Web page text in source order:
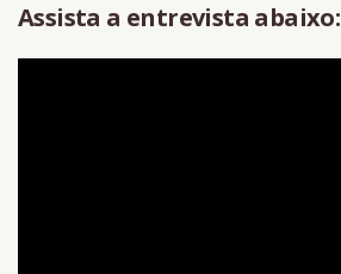
Assista a entrevista abaixo: